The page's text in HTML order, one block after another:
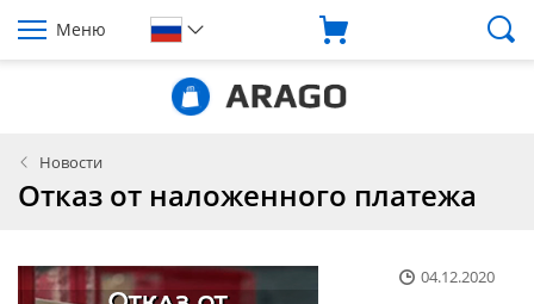
Меню
Новости
Отказ от наложенного платежа
04.12.2020